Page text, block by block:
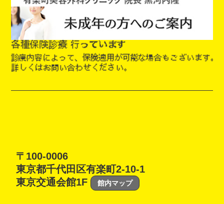
〒100-0006
東京都千代田区有楽町2-10-1
東京交通会館1F
館内マップ